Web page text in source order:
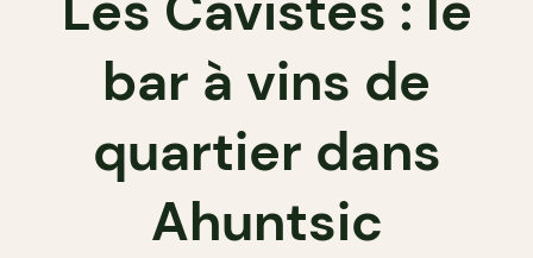
bar à vins de
quartier dans
Ahuntsic